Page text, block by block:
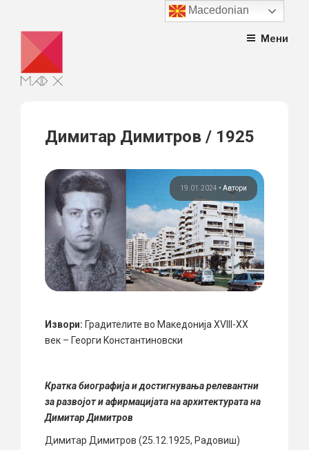
content
Мени
Димитар Димитров / 1925
19.01.2024 • Автори
Извори: Градителите во Македонија XVIII-XX
век – Георги Kонстантиновски
Кратка биографија и достигнувања релевантни
за развојот и афирмацијата на архитектурата на
Димитар Димитров
Димитар Димитров (25.12.1925, Радовиш)
Macedonian